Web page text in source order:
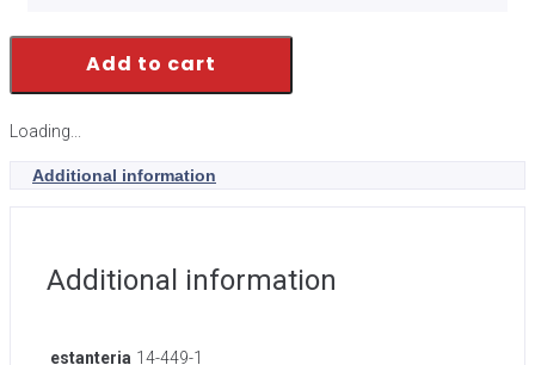
Add to cart
Loading...
Additional information
Additional information
estanteria 14-449-1